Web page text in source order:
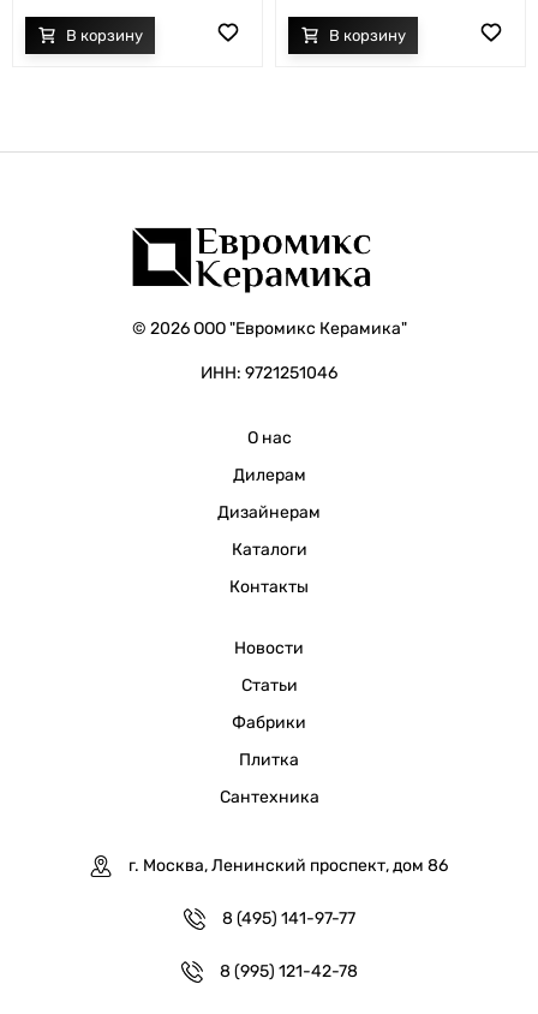
© 2026 ООО "Евромикс Керамика"
ИНН: 9721251046
О нас
Дилерам
Дизайнерам
Каталоги
Контакты
Новости
Статьи
Фабрики
Плитка
Сантехника
г. Москва, Ленинский проспект, дом 86
8 (495) 141-97-77
8 (995) 121-42-78